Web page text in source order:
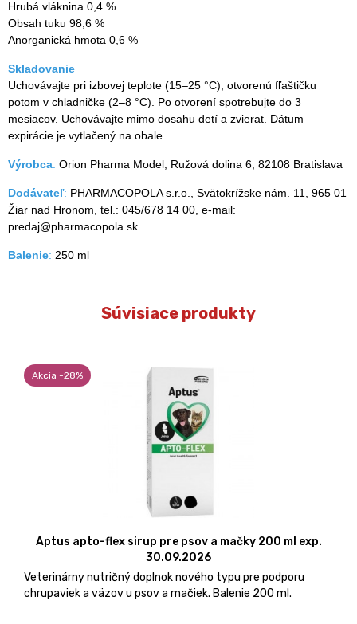
Hrubá vláknina 0,4 %
Obsah tuku 98,6 %
Anorganická hmota 0,6 %
Skladovanie
Uchovávajte pri izbovej teplote (15–25 °C), otvorenú fľaštičku
potom v chladničke (2–8 °C). Po otvorení spotrebujte do 3
mesiacov. Uchovávajte mimo dosahu detí a zvierat. Dátum
expirácie je vytlačený na obale.
Výrobca: Orion Pharma Model, Ružová dolina 6, 82108 Bratislava
Dodávateľ: PHARMACOPOLA s.r.o., Svätokrížske nám. 11, 965 01
Žiar nad Hronom, tel.: 045/678 14 00, e-mail:
predaj@pharmacopola.sk
Balenie: 250 ml
Súvisiace produkty
Akcia -28%
Aptus apto-flex sirup pre psov a mačky 200 ml exp.
30.09.2026
Veterinárny nutričný doplnok nového typu pre podporu
chrupaviek a väzov u psov a mačiek. Balenie 200 ml.